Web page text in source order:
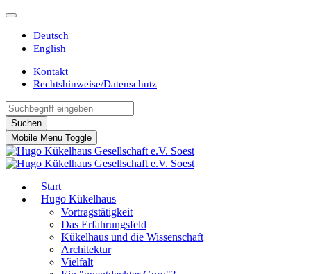
Deutsch
English
Kontakt
Rechtshinweise/Datenschutz
Suchen
Mobile Menu Toggle
Start
Hugo Kükelhaus
Vortragstätigkeit
Das Erfahrungsfeld
Kükelhaus und die Wissenschaft
Architektur
Vielfalt